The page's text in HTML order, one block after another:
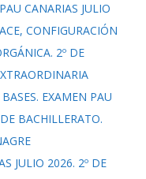
CANARIAS JULIO
CONFIGURACIÓN
2º DE
EXAMEN PAU
BACHILLERATO.
JULIO 2026. 2º DE